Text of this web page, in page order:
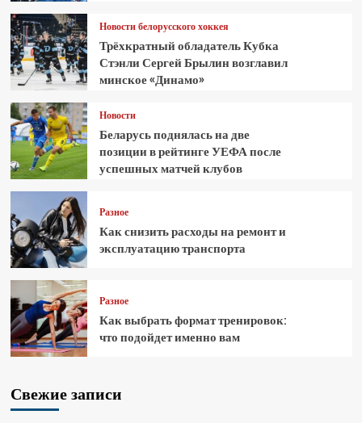
Новости белорусского хоккея
Трёхкратный обладатель Кубка
Стэнли Сергей Брылин возглавил
минское «Динамо»
Новости
Беларусь поднялась на две
позиции в рейтинге УЕФА после
успешных матчей клубов
Разное
Как снизить расходы на ремонт и
эксплуатацию транспорта
Разное
Как выбрать формат тренировок:
что подойдет именно вам
Свежие записи